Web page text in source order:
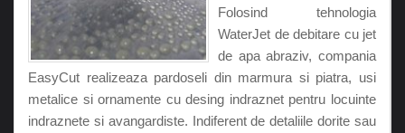
Folosind tehnologia
WaterJet de debitare cu jet
de apa abraziv, compania
EasyCut realizeaza pardoseli din marmura si piatra, usi
metalice si ornamente cu desing indraznet pentru locuinte
indraznete si avangardiste. Indiferent de detaliile dorite sau